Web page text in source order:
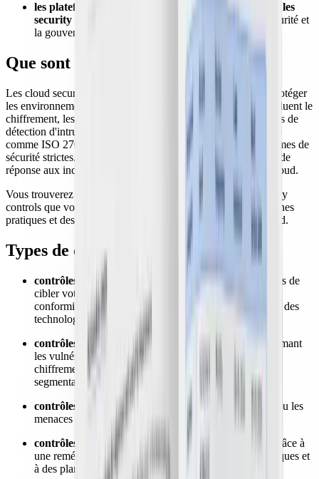
les plateformes cloud-native comme Wiz renforcent les
security controls
en automatisant la conformité, la sécurité et
la gouvernance.
Que sont les cloud security controls ?
Les cloud security controls sont des mesures conçues pour protéger
les environnements cloud contre les menaces. En effet, ils incluent le
chiffrement, les contrôles d'accès, les pare-feux et les systèmes de
détection d'intrusion. En outre, des frameworks de conformité
comme ISO 27001 et SOC 2 contribuent à appliquer des normes de
sécurité strictes. Enfin, une supervision régulière et des plans de
réponse aux incidents renforcent la résilience de la sécurité cloud.
Vous trouverez ci-dessous les différents types de cloud security
controls que vous pouvez mettre en œuvre, ainsi que des bonnes
pratiques et des outils pour améliorer votre infrastructure cloud.
Types de cloud security controls
contrôles dissuasifs :
dissuadez les attaquants potentiels de
cibler votre infrastructure grâce à des certifications de
conformité, des bannières d'avertissement de sécurité et des
technologies à jour ;
contrôles préventifs :
prévenez les incidents en supprimant
les vulnérabilités et en restreignant les accès via le
chiffrement, l'authentification multifacteur (MFA) et la
segmentation réseau ;
contrôles détectifs :
surveillez les activités anormales ou les
menaces à l'aide d'outils comme des IDS et un SIEM ;
contrôles correctifs :
réduisez l'impact des incidents grâce à
une remédiation renforcée, à des sauvegardes automatiques et
à des plans et processus de reprise adaptés.